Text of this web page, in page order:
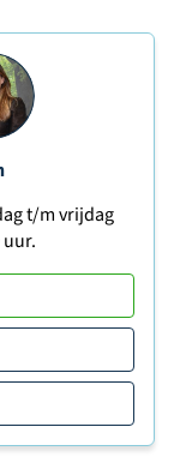
t/m vrijdag